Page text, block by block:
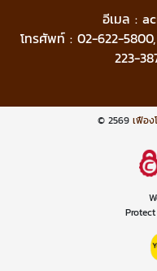
อีเมล :
โทรศัพท์ : 02-622-5800,
223-
© 2569เฟือ